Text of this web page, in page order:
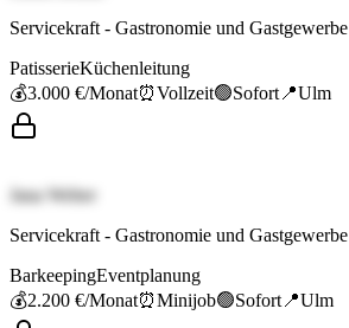
Servicekraft - Gastronomie und Gastgewerbe
PatisserieKüchenleitung
💰3.000 €/Monat⏰Vollzeit🟢Sofort 📍Ulm
Jana Weber
Servicekraft - Gastronomie und Gastgewerbe
BarkeepingEventplanung
💰2.200 €/Monat⏰Minijob🟢Sofort 📍Ulm